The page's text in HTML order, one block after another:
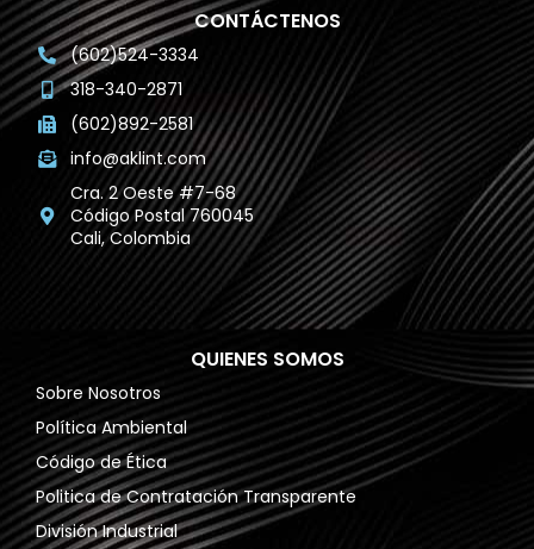
CONTÁCTENOS
(602)524-3334
318-340-2871
(602)892-2581
info@aklint.com
Cra. 2 Oeste #7-68
Código Postal 760045
Cali, Colombia
QUIENES SOMOS
Sobre Nosotros
Política Ambiental
Código de Ética
Politica de Contratación Transparente
División Industrial